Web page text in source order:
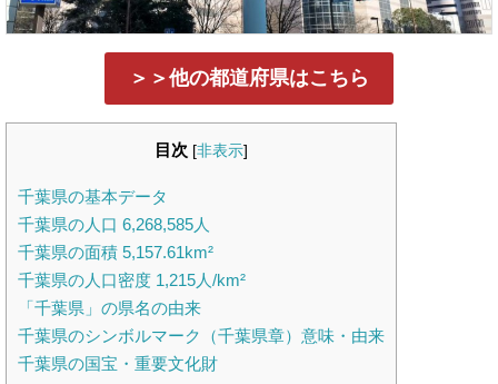
＞＞他の都道府県はこちら
目次 [非表示]
千葉県の基本データ
千葉県の人口 6,268,585人
千葉県の面積 5,157.61km²
千葉県の人口密度 1,215人/km²
「千葉県」の県名の由来
千葉県のシンボルマーク（千葉県章）意味・由来
千葉県の国宝・重要文化財